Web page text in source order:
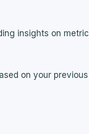
insights on
on your